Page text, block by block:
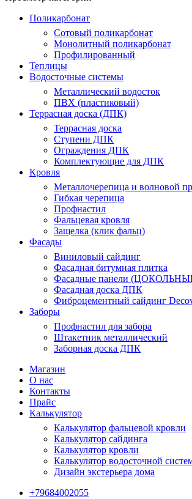
Поликарбонат
Сотовый поликарбонат
Монолитный поликарбонат
Профилированный
Теплицы
Водосточные системы
Металлический водосток
ПВХ (пластиковый)
Террасная доска (ДПК)
Террасная доска
Ступени ДПК
Ограждения ДПК
Комплектующие для ДПК
Кровля
Металлочерепица и волновой
Гибкая черепица
Профнастил
Фальцевая кровля
Защелка (клик фальц)
Фасады
Виниловый сайдинг
Фасадная битумная плитка
Фасадные панели
Фасадная доска ДПК
Фиброцементный сайдинг
Заборы
Профнастил для забора
Штакетник металлический
Заборная доска ДПК
Магазин
О нас
Контакты
Прайс
Калькулятор
Калькулятор фальцевой кровли
Калькулятор сайдинга
Калькулятор кровли
Калькулятор водосточной
Дизайн экстерьера дома
+79684002055